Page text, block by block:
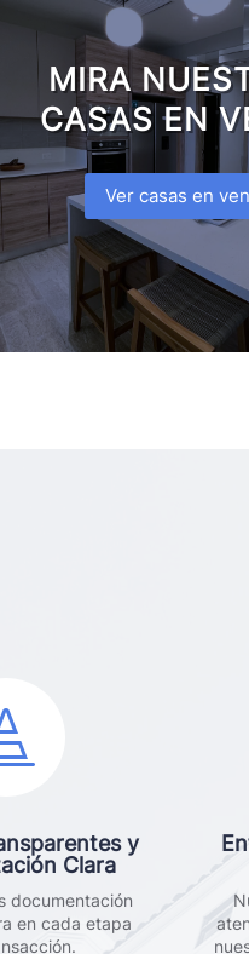
MIRA
CASAS EN
Ver casas en
y
Clara
documentación
en cada etapa